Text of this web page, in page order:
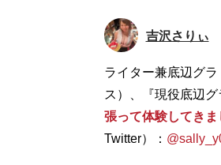
吉沢さりぃ
ライター兼底辺グ
ス）、『現役底辺
張って体験してきま
Twitter）：